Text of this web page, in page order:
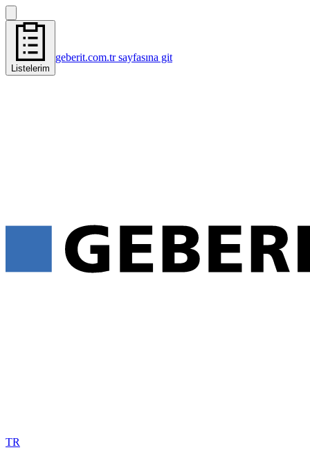
Listelerim
geberit.com.tr sayfasına git
TR